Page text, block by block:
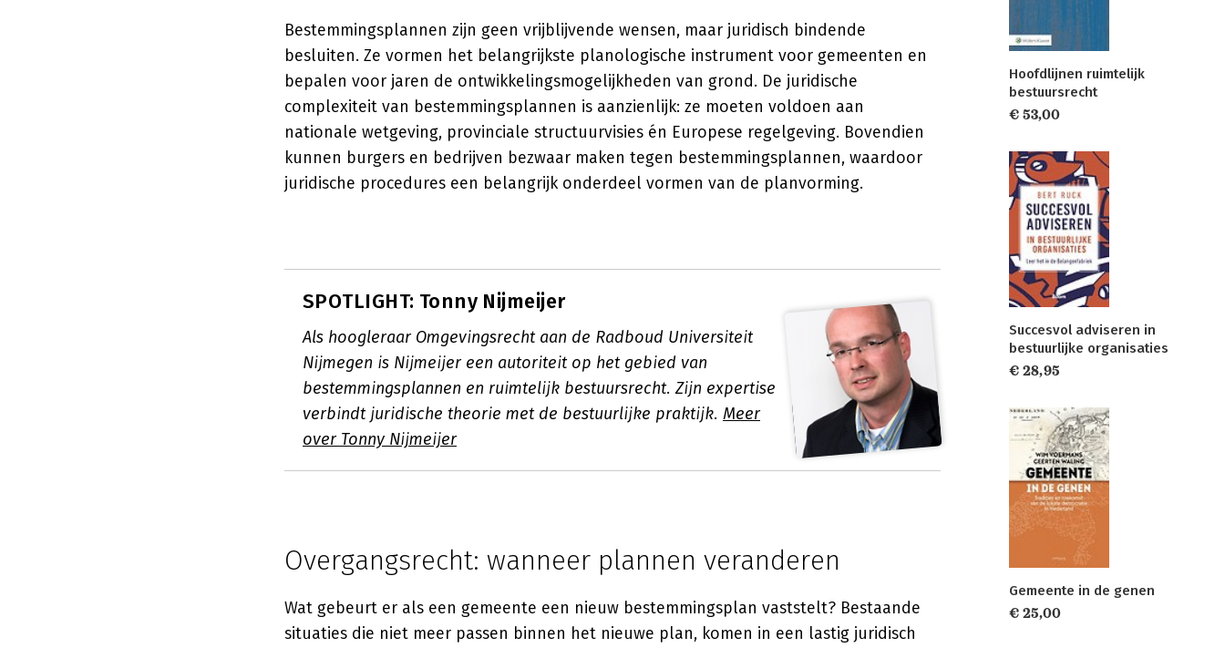
Bestemmingsplannen zijn geen vrijblijvende wensen, maar juridisch bindende
besluiten. Ze vormen het belangrijkste planologische instrument voor gemeenten en
bepalen voor jaren de ontwikkelingsmogelijkheden van grond. De juridische
complexiteit van bestemmingsplannen is aanzienlijk: ze moeten voldoen aan
nationale wetgeving, provinciale structuurvisies én Europese regelgeving. Bovendien
kunnen burgers en bedrijven bezwaar maken tegen bestemmingsplannen, waardoor
juridische procedures een belangrijk onderdeel vormen van de planvorming.
SPOTLIGHT: Tonny Nijmeijer
Als hoogleraar Omgevingsrecht aan de Radboud Universiteit
Nijmegen is Nijmeijer een autoriteit op het gebied van
bestemmingsplannen en ruimtelijk bestuursrecht. Zijn expertise
verbindt juridische theorie met de bestuurlijke praktijk. Meer
over Tonny Nijmeijer
Overgangsrecht: wanneer plannen veranderen
Wat gebeurt er als een gemeente een nieuw bestemmingsplan vaststelt? Bestaande
situaties die niet meer passen binnen het nieuwe plan, komen in een lastig juridisch
Hoofdlijnen ruimtelijk
bestuursrecht
€ 53,00
Succesvol adviseren in
bestuurlijke organisaties
€ 28,95
Gemeente in de genen
€ 25,00